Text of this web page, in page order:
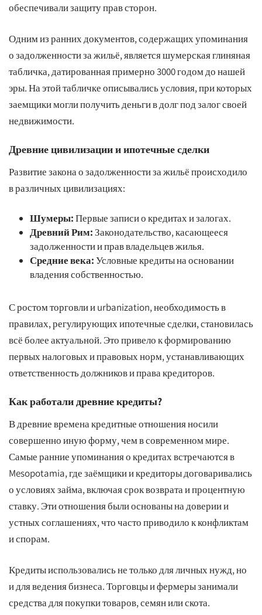
обеспечивали защиту прав сторон.
Одним из ранних документов, содержащих упоминания
о задолженности за жильё, является шумерская глиняная
табличка, датированная примерно 3000 годом до нашей
эры. На этой табличке описывались условия, при которых
заемщики могли получить деньги в долг под залог своей
недвижимости.
Древние цивилизации и ипотечные сделки
Развитие закона о задолженности за жильё происходило
в различных цивилизациях:
Шумеры:Первые записи о кредитах и залогах.
Древний Рим:Законодательство, касающееся
задолженности и прав владельцев жилья.
Средние века:Условные кредиты на основании
владения собственностью.
С ростом торговли и urbanization, необходимость в
правилах, регулирующих ипотечные сделки, становилась
всё более актуальной. Это привело к формированию
первых налоговых и правовых норм, устанавливающих
ответственность должников и права кредиторов.
Как работали древние кредиты?
В древние времена кредитные отношения носили
совершенно иную форму, чем в современном мире.
Самые ранние упоминания о кредитах встречаются в
Mesopotamia, где заёмщики и кредиторы договаривались
о условиях займа, включая срок возврата и процентную
ставку. Эти отношения были основаны на доверии и
устных соглашениях, что часто приводило к конфликтам
и спорам.
Кредиты использовались не только для личных нужд, но
и для ведения бизнеса. Торговцы и фермеры занимали
средства для покупки товаров, семян или скота.